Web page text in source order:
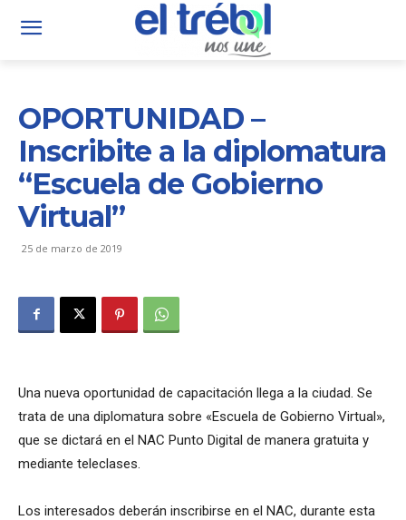
OPORTUNIDAD –
Inscribite a la diplomatura
“Escuela de Gobierno
Virtual”
25 de marzo de 2019
Una nueva oportunidad de capacitación llega a la ciudad. Se
trata de una diplomatura sobre «Escuela de Gobierno Virtual»,
que se dictará en el NAC Punto Digital de manera gratuita y
mediante teleclases.
Los interesados deberán inscribirse en el NAC, durante esta